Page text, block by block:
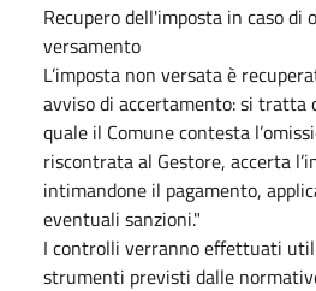
Recupero dell'imposta in caso di
versamento
L’imposta non versata è
avviso di accertamento: si
quale il Comune contesta
riscontrata al Gestore, accerta
intimandone il pagamento,
eventuali sanzioni."
I controlli verranno effettuati
strumenti previsti dalle